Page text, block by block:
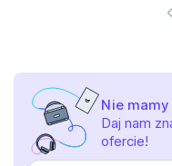
Nie
Daj nam
ofercie!